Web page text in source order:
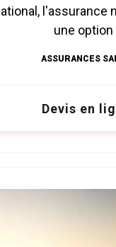
l'assurance
une option
ASSURANCES
Devis en